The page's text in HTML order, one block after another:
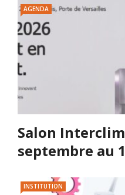
AGENDA
Salon
septembre au
INSTITUTION